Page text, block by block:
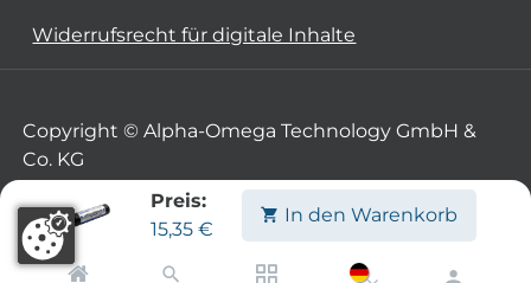
Preis:
15,35€
In den Warenkorb
Widerrufsrecht für digitale Inhalte
Copyright © Alpha-Omega Technology GmbH &
Co. KG